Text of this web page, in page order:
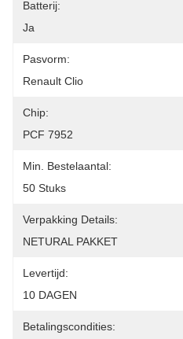
Batterij:
Ja
Pasvorm:
Renault Clio
Chip:
PCF 7952
Min. Bestelaantal:
50 Stuks
Verpakking Details:
NETURAL PAKKET
Levertijd:
10 DAGEN
Betalingscondities: